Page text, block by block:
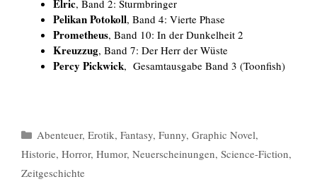
Elric, Band 2: Sturmbringer
Pelikan Potokoll, Band 4: Vierte Phase
Prometheus, Band 10: In der Dunkelheit 2
Kreuzzug, Band 7: Der Herr der Wüste
Percy Pickwick, Gesamtausgabe Band 3 (Toonfish)
Kategorien
Abenteuer, Erotik, Fantasy, Funny, Graphic Novel,
Historie, Horror, Humor, Neuerscheinungen, Science-Fiction,
Zeitgeschichte